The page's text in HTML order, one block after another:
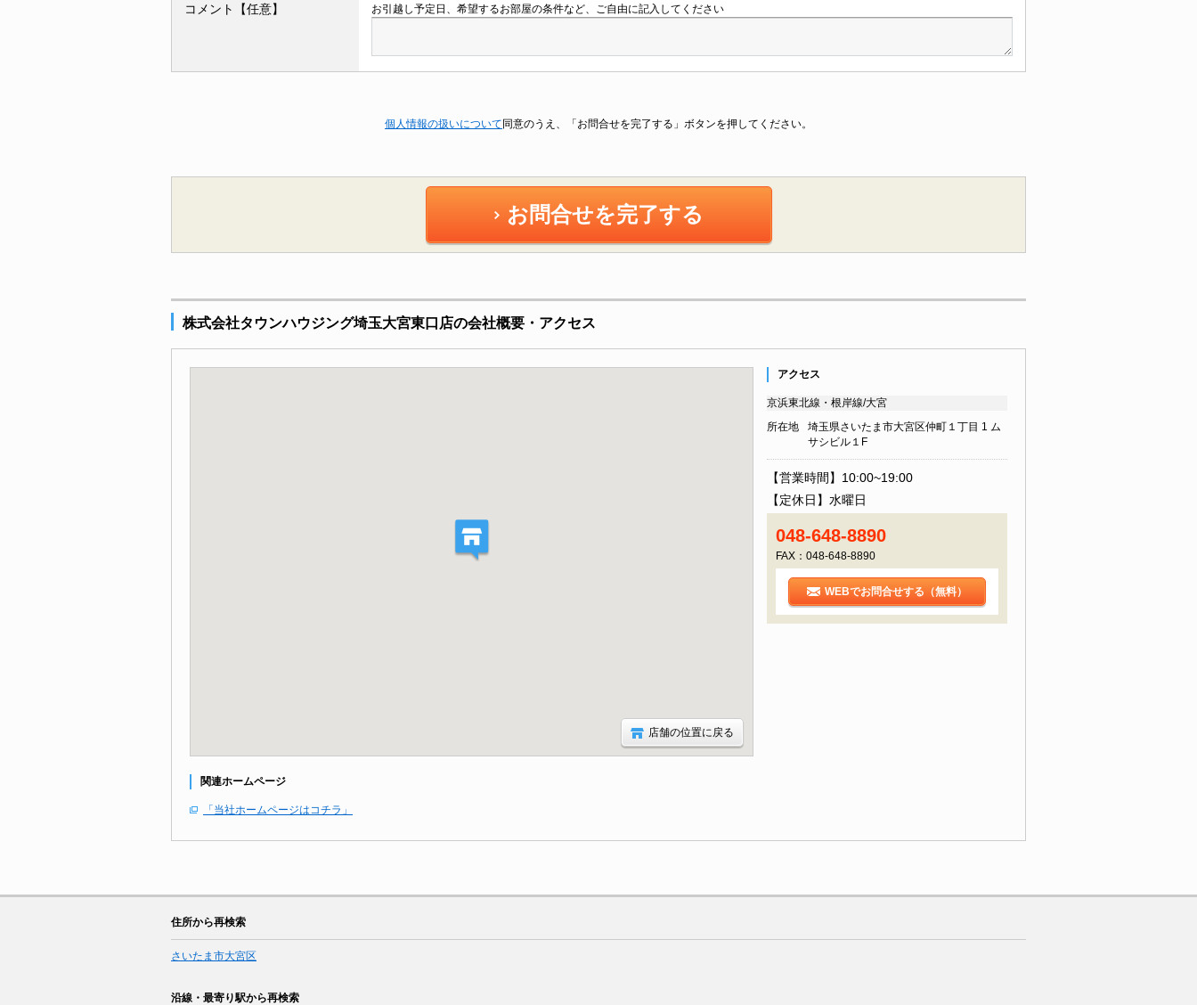
コメント【任意】 お引越し予定日、希望するお部屋の条件など、ご自由に記入してください
個人情報の扱いについて 同意のうえ、「お問合せを完了する」ボタンを押してください。
お問合せを完了する
株式会社タウンハウジング埼玉大宮東口店の会社概要・アクセス
アクセス
京浜東北線・根岸線/大宮
所在地
埼玉県さいたま市大宮区仲町１丁目 1 ム
サシビル１F
【営業時間】10:00~19:00
【定休日】水曜日
048-648-8890
FAX：048-648-8890
WEBでお問合せする（無料）
店舗の位置に戻る
関連ホームページ
「当社ホームページはコチラ」
住所から再検索
さいたま市大宮区
沿線・最寄り駅から再検索